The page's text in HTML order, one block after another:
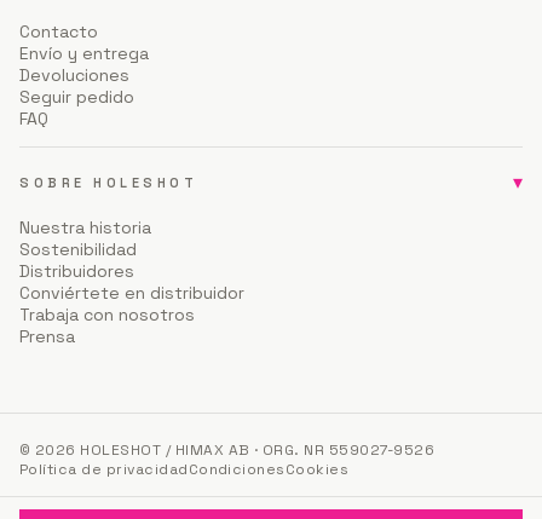
Contacto
Envío y entrega
Devoluciones
Seguir pedido
FAQ
SOBRE HOLESHOT ▾
Nuestra historia
Sostenibilidad
Distribuidores
Conviértete en distribuidor
Trabaja con nosotros
Prensa
© 2026 HOLESHOT / HIMAX AB · ORG. NR 559027-9526
Política de privacidadCondicionesCookies